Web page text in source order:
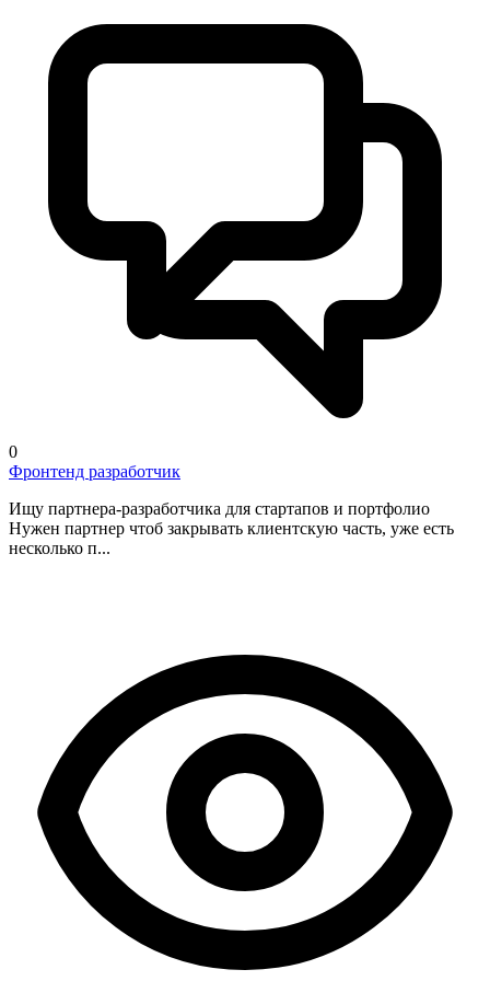
0
Фронтенд разработчик
Ищу партнера-разработчика для стартапов и портфолио
Нужен партнер чтоб закрывать клиентскую часть, уже есть
несколько п...